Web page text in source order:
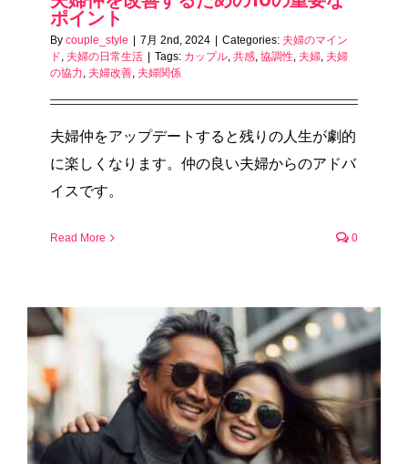
ポイント
By couple_style 7月 2nd, 2024 Categories: 夫婦のマイン
ド, 夫婦の日常生活 Tags: カップル, 共感, 協調性, 夫婦, 夫婦
の協力, 夫婦改善, 夫婦関係
夫婦仲をアップデートすると残りの人生が劇的
に楽しくなります。仲の良い夫婦からのアドバ
イスです。
Read More 0